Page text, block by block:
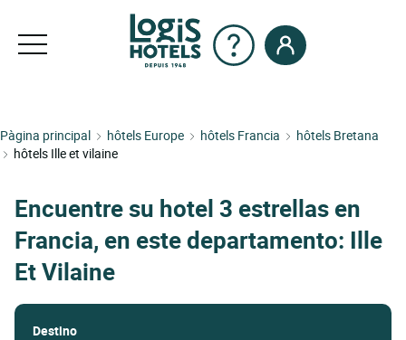
Pàgina principal hôtels Europe hôtels Francia
hôtels Bretana
hôtels Ille et vilaine
Encuentre su hotel 3 estrellas en
Francia, en este departamento: Ille
Et Vilaine
Destino